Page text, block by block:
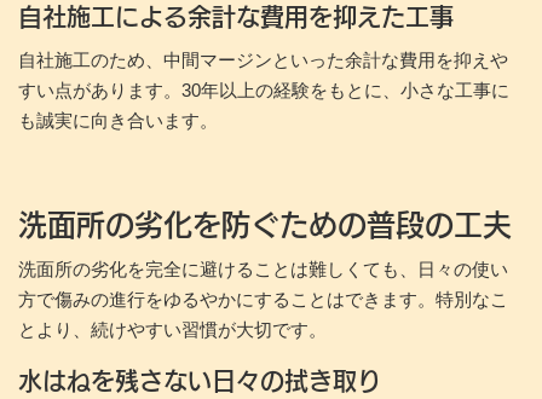
自社施工による余計な費用を抑えた工事
自社施工のため、中間マージンといった余計な費用を抑えや
すい点があります。30年以上の経験をもとに、小さな工事に
も誠実に向き合います。
洗面所の劣化を防ぐための普段の工夫
洗面所の劣化を完全に避けることは難しくても、日々の使い
方で傷みの進行をゆるやかにすることはできます。特別なこ
とより、続けやすい習慣が大切です。
水はねを残さない日々の拭き取り